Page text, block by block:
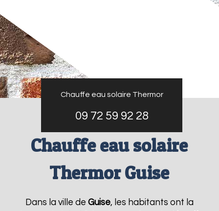
Chauffe eau solaire Thermor
09 72 59 92 28
Chauffe eau solaire
Thermor Guise
Dans la ville de Guise, les habitants ont la